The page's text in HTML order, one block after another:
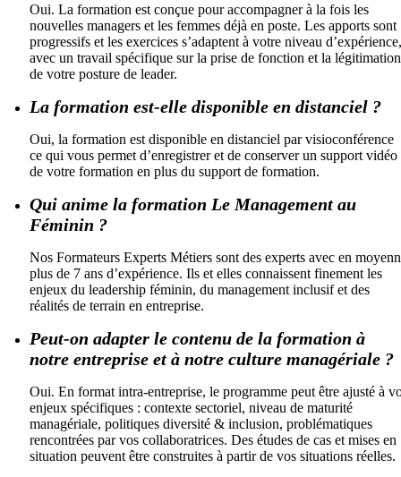
Oui. La formation est conçue pour accompagner à la fois les
nouvelles managers et les femmes déjà en poste. Les apports sont
progressifs et les exercices s’adaptent à votre niveau d’expérience,
avec un travail spécifique sur la prise de fonction et la légitimation
de votre posture de leader.
La formation est-elle disponible en distanciel ?
Oui, la formation est disponible en distanciel par visioconférence
ce qui vous permet d’enregistrer et de conserver un support vidéo
de votre formation en plus du support de formation.
Qui anime la formation Le Management au
Féminin ?
Nos Formateurs Experts Métiers sont des experts avec en
plus de 7 ans d’expérience. Ils et elles connaissent finement les
enjeux du leadership féminin, du management inclusif et des
réalités de terrain en entreprise.
Peut-on adapter le contenu de la formation à
notre entreprise et à notre culture managériale ?
Oui. En format intra-entreprise, le programme peut être ajusté à
enjeux spécifiques : contexte sectoriel, niveau de maturité
managériale, politiques diversité & inclusion, problématiques
rencontrées par vos collaboratrices. Des études de cas et mises en
situation peuvent être construites à partir de vos situations réelles.